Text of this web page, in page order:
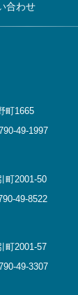
合わせ
町1665
49-1997
町2001-50
49-8522
町2001-57
49-3307